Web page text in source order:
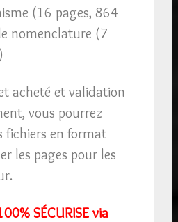
(16 pages, 864
nomenclature (7
acheté et validation
vous pourrez
fichiers en format
les pages pour les
SÉCURISE via